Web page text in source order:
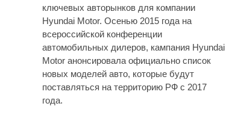
ключевых авторынков для компании
Hyundai Motor. Осенью 2015 года на
всероссийской конференции
автомобильных дилеров, кампания Hyundai
Motor анонсировала официально список
новых моделей авто, которые будут
поставляться на территорию РФ с 2017
года.